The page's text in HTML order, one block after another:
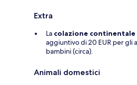
Extra
La colazione continentale
aggiuntivo di 20 EUR per gli
bambini (circa).
Animali domestici